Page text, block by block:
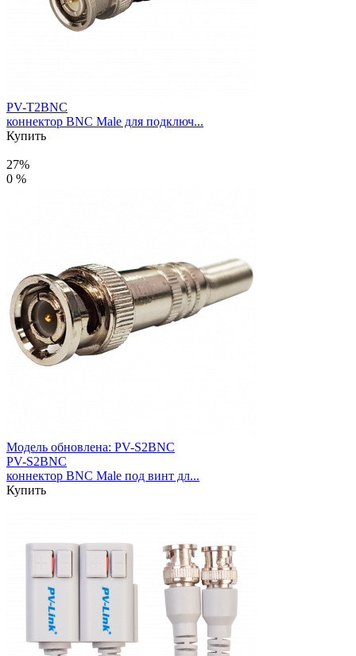
PV-T2BNC
коннектор BNC Male для подключ...
Купить
27%
0 %
Модель обновлена: PV-S2BNC
PV-S2BNC
коннектор BNC Male под винт дл...
Купить